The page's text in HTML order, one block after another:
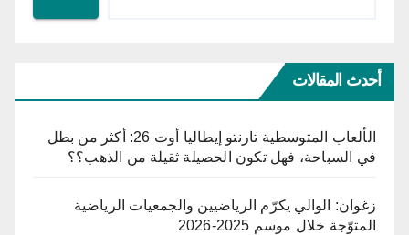
أحدث المقالات
الألعاب المتوسطية تارنتو إيطاليا أوت 26: أكثر من بطل
في السباحة، فهل تكون الحصيلة ثقيلة من الذهب؟؟
زغوان: الوالي يكرّم الرياضيين والجمعيات الرياضية
المتوّجة خلال موسم 2025-2026